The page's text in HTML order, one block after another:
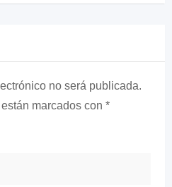
no será publicada.
marcados con *